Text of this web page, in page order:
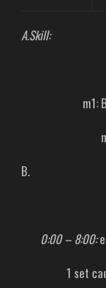
A.Skill:
m1:
B.
0:00 – 8:00:
1 set